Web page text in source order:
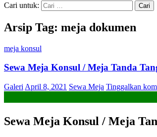
Cari untuk:
Arsip Tag: meja dokumen
meja konsul
Sewa Meja Konsul / Meja Tanda
Galeri April 8, 2021 Sewa Meja Tinggalkan
Sewa Meja Konsul / Meja